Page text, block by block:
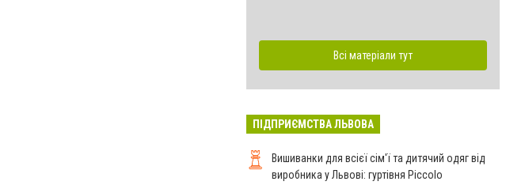
Всі матеріали тут
ПІДПРИЄМСТВА ЛЬВОВА
Вишиванки для всієї сім'ї та дитячий одяг від
виробника у Львові: гуртівня Piccolo